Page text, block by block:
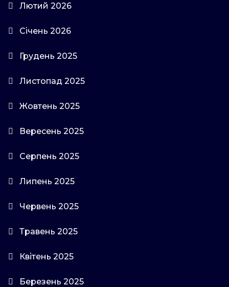
Лютий 2026
Січень 2026
Грудень 2025
Листопад 2025
Жовтень 2025
Вересень 2025
Серпень 2025
Липень 2025
Червень 2025
Травень 2025
Квітень 2025
Березень 2025